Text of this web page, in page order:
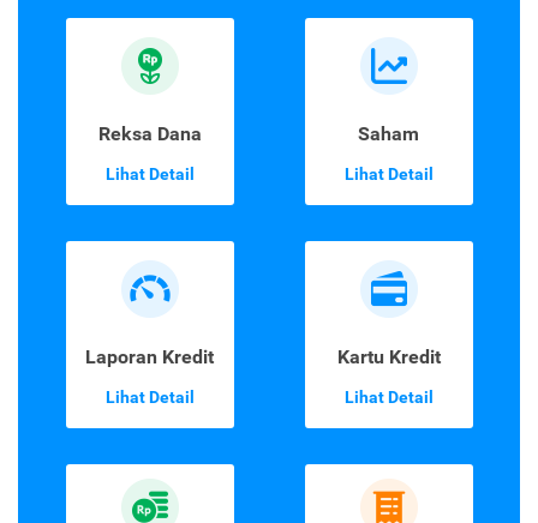
Reksa Dana
Lihat Detail
Saham
Lihat Detail
Laporan Kredit
Lihat Detail
Kartu Kredit
Lihat Detail